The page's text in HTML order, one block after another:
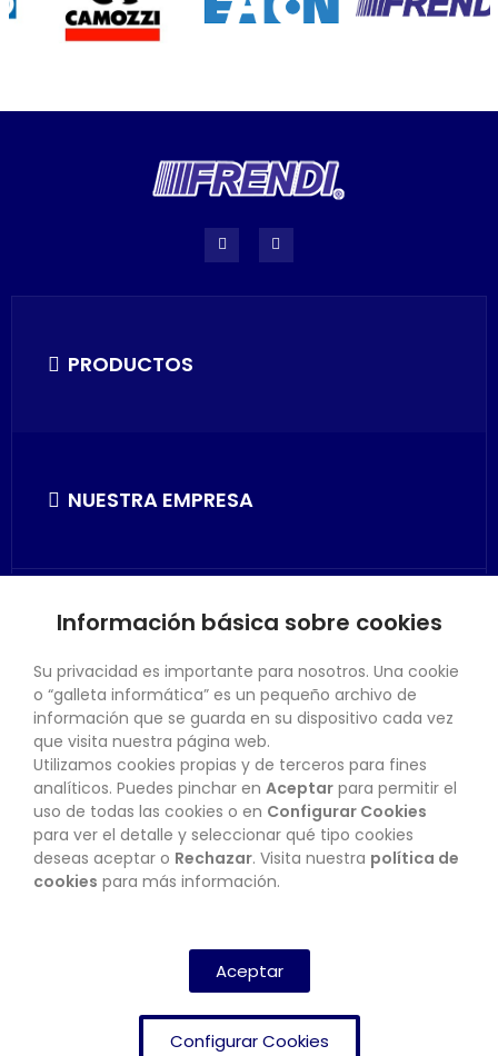
PRODUCTOS
NUESTRA EMPRESA
SU CUENTA
CONTACTO
BOLETÍN
Información básica sobre cookies
Su privacidad es importante para nosotros. Una cookie
o “galleta informática” es un pequeño archivo de
información que se guarda en su dispositivo cada vez
que visita nuestra página web.
Utilizamos cookies propias y de terceros para fines
analíticos. Puedes pinchar en Aceptar para permitir el
uso de todas las cookies o en Configurar Cookies
para ver el detalle y seleccionar qué tipo cookies
deseas aceptar o Rechazar. Visita nuestra política de
cookies para más información.
Aceptar
Configurar Cookies